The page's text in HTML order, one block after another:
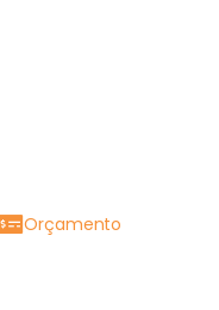
Orçamento